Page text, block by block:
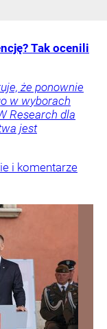
Tak ocenili
że ponownie
w wyborach
Research dla
jest
i komentarze